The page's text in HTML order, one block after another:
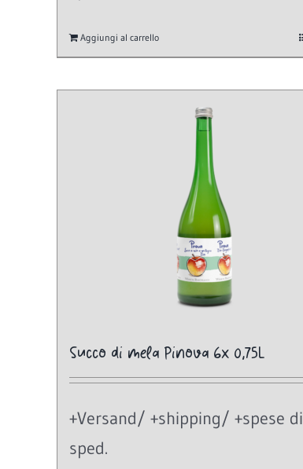
Aggiungi al carrello
Succo di mela Pinova 6x 0,75L
+Versand/ +shipping/ +spese di
sped.